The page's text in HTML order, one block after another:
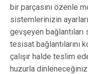
bir parçasını özenle
sistemlerinizin
gevşeyen bağlantıları
tesisat bağlantılarını
çalışır halde teslim
huzurla dinleneceğiniz